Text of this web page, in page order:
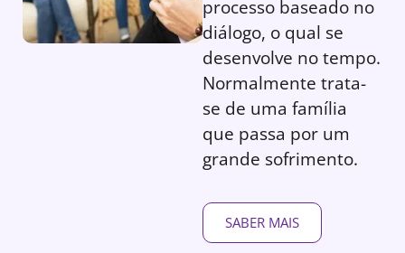
processo baseado no
diálogo, o qual se
desenvolve no tempo.
Normalmente trata-
se de uma família
que passa por um
grande sofrimento.
SABER MAIS